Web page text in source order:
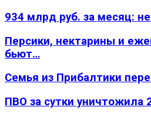
934 млрд руб. за месяц:
Персики, нектарины и
бьют…
Семья из Прибалтики
ПВО за сутки уничтожила